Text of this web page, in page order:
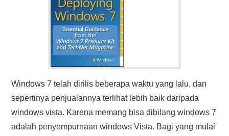
Windows 7 telah dirilis beberapa waktu yang lalu, dan
sepertinya penjualannya terlihat lebih baik daripada
windows vista. Karena memang bisa dibilang windows 7
adalah penyempurnaan windows Vista. Bagi yang mulai